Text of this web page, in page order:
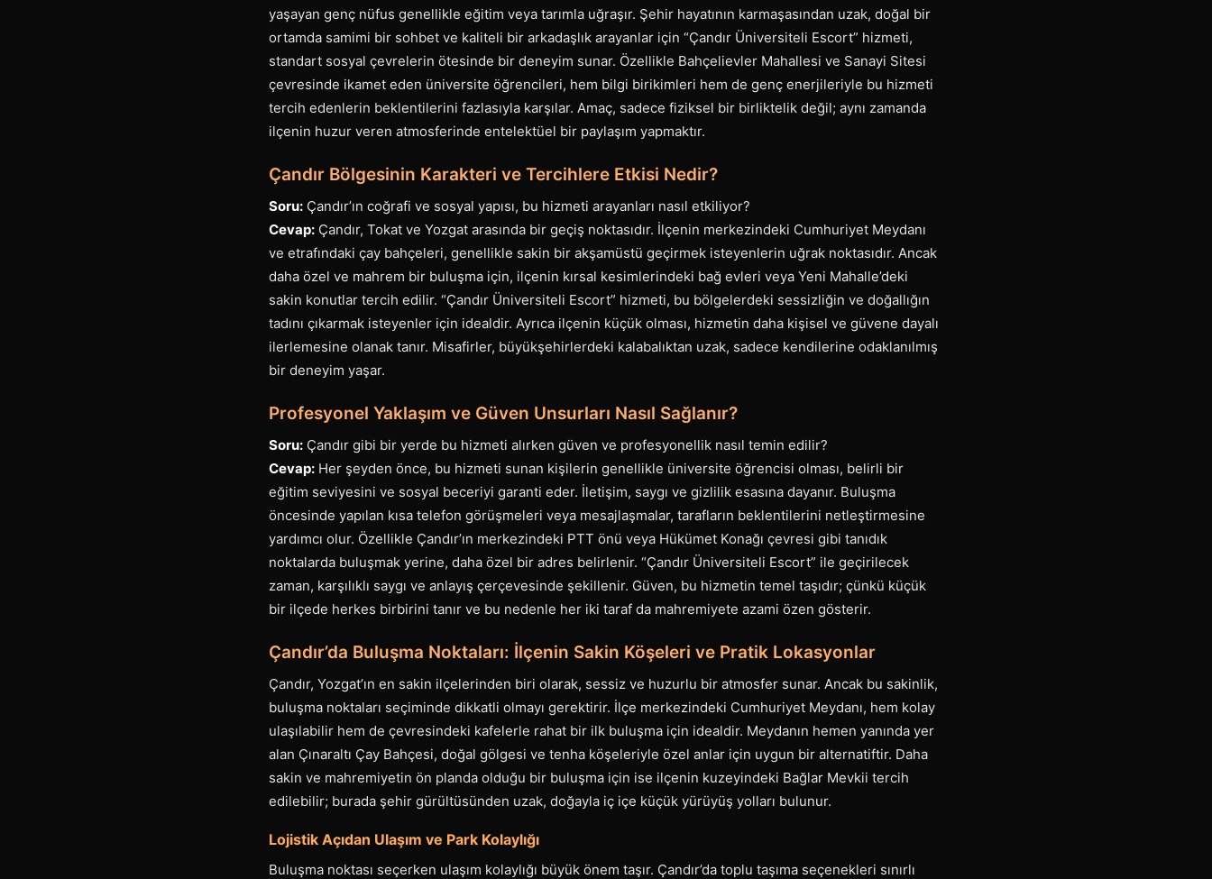
yaşayan genç nüfus genellikle eğitim veya tarımla uğraşır. Şehir hayatının karmaşasından uzak, doğal bir
ortamda samimi bir sohbet ve kaliteli bir arkadaşlık arayanlar için “Çandır Üniversiteli Escort” hizmeti,
standart sosyal çevrelerin ötesinde bir deneyim sunar. Özellikle Bahçelievler Mahallesi ve Sanayi Sitesi
çevresinde ikamet eden üniversite öğrencileri, hem bilgi birikimleri hem de genç enerjileriyle bu hizmeti
tercih edenlerin beklentilerini fazlasıyla karşılar. Amaç, sadece fiziksel bir birliktelik değil; aynı zamanda
ilçenin huzur veren atmosferinde entelektüel bir paylaşım yapmaktır.
Çandır Bölgesinin Karakteri ve Tercihlere Etkisi Nedir?
Soru: Çandır’ın coğrafi ve sosyal yapısı, bu hizmeti arayanları nasıl etkiliyor?
Cevap: Çandır, Tokat ve Yozgat arasında bir geçiş noktasıdır. İlçenin merkezindeki Cumhuriyet Meydanı
ve etrafındaki çay bahçeleri, genellikle sakin bir akşamüstü geçirmek isteyenlerin uğrak noktasıdır. Ancak
daha özel ve mahrem bir buluşma için, ilçenin kırsal kesimlerindeki bağ evleri veya Yeni Mahalle’deki
sakin konutlar tercih edilir. “Çandır Üniversiteli Escort” hizmeti, bu bölgelerdeki sessizliğin ve doğallığın
tadını çıkarmak isteyenler için idealdir. Ayrıca ilçenin küçük olması, hizmetin daha kişisel ve güvene dayalı
ilerlemesine olanak tanır. Misafirler, büyükşehirlerdeki kalabalıktan uzak, sadece kendilerine odaklanılmış
bir deneyim yaşar.
Profesyonel Yaklaşım ve Güven Unsurları Nasıl Sağlanır?
Soru: Çandır gibi bir yerde bu hizmeti alırken güven ve profesyonellik nasıl temin edilir?
Cevap: Her şeyden önce, bu hizmeti sunan kişilerin genellikle üniversite öğrencisi olması, belirli bir
eğitim seviyesini ve sosyal beceriyi garanti eder. İletişim, saygı ve gizlilik esasına dayanır. Buluşma
öncesinde yapılan kısa telefon görüşmeleri veya mesajlaşmalar, tarafların beklentilerini netleştirmesine
yardımcı olur. Özellikle Çandır’ın merkezindeki PTT önü veya Hükümet Konağı çevresi gibi tanıdık
noktalarda buluşmak yerine, daha özel bir adres belirlenir. “Çandır Üniversiteli Escort” ile geçirilecek
zaman, karşılıklı saygı ve anlayış çerçevesinde şekillenir. Güven, bu hizmetin temel taşıdır; çünkü küçük
bir ilçede herkes birbirini tanır ve bu nedenle her iki taraf da mahremiyete azami özen gösterir.
Çandır’da Buluşma Noktaları: İlçenin Sakin Köşeleri ve Pratik Lokasyonlar
Çandır, Yozgat’ın en sakin ilçelerinden biri olarak, sessiz ve huzurlu bir atmosfer sunar. Ancak bu sakinlik,
buluşma noktaları seçiminde dikkatli olmayı gerektirir. İlçe merkezindeki Cumhuriyet Meydanı, hem kolay
ulaşılabilir hem de çevresindeki kafelerle rahat bir ilk buluşma için idealdir. Meydanın hemen yanında yer
alan Çınaraltı Çay Bahçesi, doğal gölgesi ve tenha köşeleriyle özel anlar için uygun bir alternatiftir. Daha
sakin ve mahremiyetin ön planda olduğu bir buluşma için ise ilçenin kuzeyindeki Bağlar Mevkii tercih
edilebilir; burada şehir gürültüsünden uzak, doğayla iç içe küçük yürüyüş yolları bulunur.
Lojistik Açıdan Ulaşım ve Park Kolaylığı
Buluşma noktası seçerken ulaşım kolaylığı büyük önem taşır. Çandır’da toplu taşıma seçenekleri sınırlı